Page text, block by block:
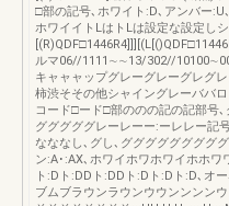
□部の記号､ホワイト:D､アンバー
ホワイイトLはトLは設定な設定し
ルマ06//1111∼∼13/302//
キャャャップグレーグレーグレグ
柿渋そその他シャイングレーババ
コード□ード□部ののの記の記部号
グググググレーレーー:ーレレー記
なななし､グし､ググググググググ
ン:A･:AX､ホワイホワホワイホホワ
ト:Dト:DDト:DDト:Dト:Dト:D､オ
ブムブラウンラウンウウンンンン